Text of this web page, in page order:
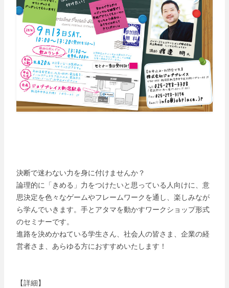
決断で迷わない力を身に付けませんか？
論理的に「きめる」力をつけたいと思っている人向けに、意
思決定を色々なゲームやフレームワークを通し、楽しみなが
ら学んでいきます。手とアタマを動かすワークショップ形式
のセミナーです。
進路を決めかねている学生さん、社会人の皆さま、企業の経
営者さま、あらゆる方におすすめいたします！
【詳細】